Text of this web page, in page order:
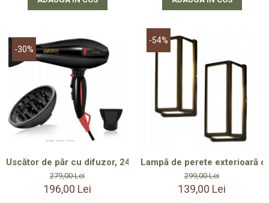
-30%
Uscător de păr cu difuzor, 2400 W, puternic, cu mai multe
279,00 Lei
196,00 Lei
-54%
Lampă de perete exterioară
299,00 Lei
139,00 Lei